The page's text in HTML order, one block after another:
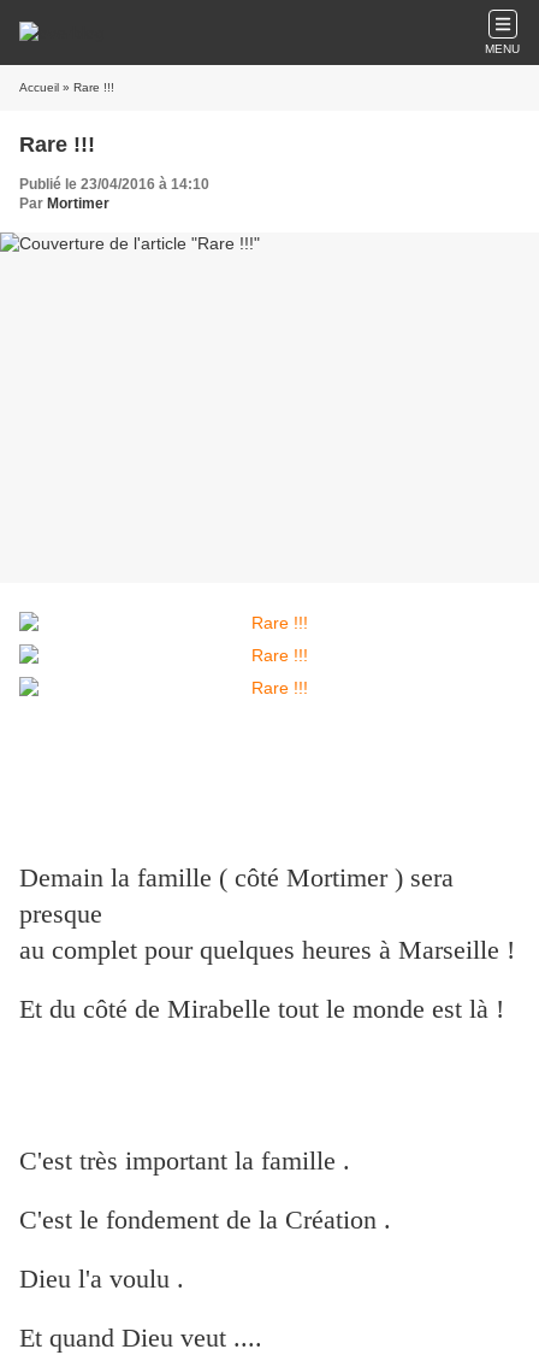
MENU
Accueil » Rare !!!
Rare !!!
Publié le 23/04/2016 à 14:10
Par Mortimer
Demain la famille ( côté Mortimer ) sera
presque
au complet pour quelques heures à Marseille !
Et du côté de Mirabelle tout le monde est là !
C'est très important la famille .
C'est le fondement de la Création .
Dieu l'a voulu .
Et quand Dieu veut ....